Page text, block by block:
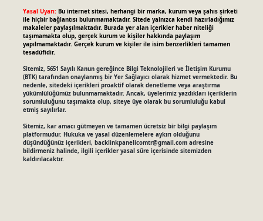
Yasal Uyarı: Bu internet sitesi, herhangi bir marka, kurum veya şahıs şirketi
ile hiçbir bağlantısı bulunmamaktadır. Sitede yalnızca kendi hazırladığımız
makaleler paylaşılmaktadır. Burada yer alan içerikler haber niteliği
taşımamakta olup, gerçek kurum ve kişiler hakkında paylaşım
yapılmamaktadır. Gerçek kurum ve kişiler ile isim benzerlikleri tamamen
tesadüfidir.
Sitemiz, 5651 Sayılı Kanun gereğince Bilgi Teknolojileri ve İletişim Kurumu
(BTK) tarafından onaylanmış bir Yer Sağlayıcı olarak hizmet vermektedir. Bu
nedenle, sitedeki içerikleri proaktif olarak denetleme veya araştırma
yükümlülüğümüz bulunmamaktadır. Ancak, üyelerimiz yazdıkları içeriklerin
sorumluluğunu taşımakta olup, siteye üye olarak bu sorumluluğu kabul
etmiş sayılırlar.
Sitemiz, kar amacı gütmeyen ve tamamen ücretsiz bir bilgi paylaşım
platformudur. Hukuka ve yasal düzenlemelere aykırı olduğunu
düşündüğünüz içerikleri, backlinkpanelicomtr@gmail.comadresine
bildirmeniz halinde, ilgili içerikler yasal süre içerisinde sitemizden
kaldırılacaktır.